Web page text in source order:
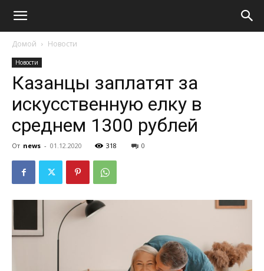
Домой Новости
Новости
Казанцы заплатят за
искусственную елку в
среднем 1300 рублей
От news - 01.12.2020 318 0